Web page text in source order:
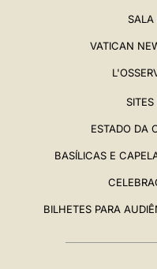
SALA
VATICAN
ESTADO DA
BASÍLICAS E
BILHETES PARA